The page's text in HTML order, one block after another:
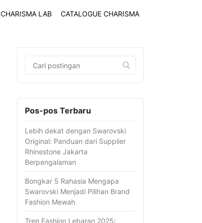
CHARISMA LAB CATALOGUE CHARISMA
Pos-pos Terbaru
Lebih dekat dengan Swarovski
Original: Panduan dari Supplier
Rhinestone Jakarta
Berpengalaman
Bongkar 5 Rahasia Mengapa
Swarovski Menjadi Pilihan Brand
Fashion Mewah
Tren Fashion Lebaran 2025: